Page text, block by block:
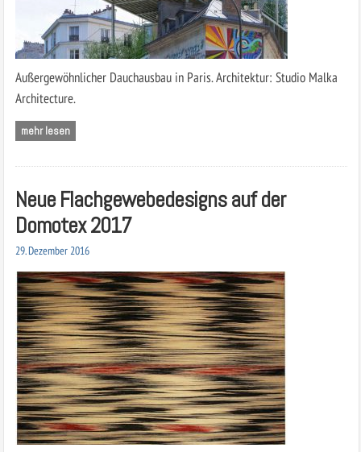
Außergewöhnlicher Dauchausbau in Paris. Architektur: Studio Malka
Architecture.
mehr lesen
Neue Flachgewebedesigns auf der
Domotex 2017
29. Dezember 2016